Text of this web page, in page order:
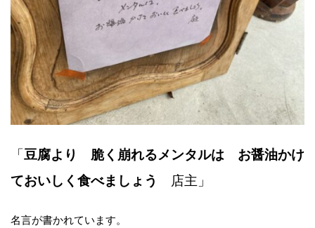
「豆腐より 脆く崩れるメンタルは お醤油かけ
ておいしく食べましょう
店主」
名言が書かれています。